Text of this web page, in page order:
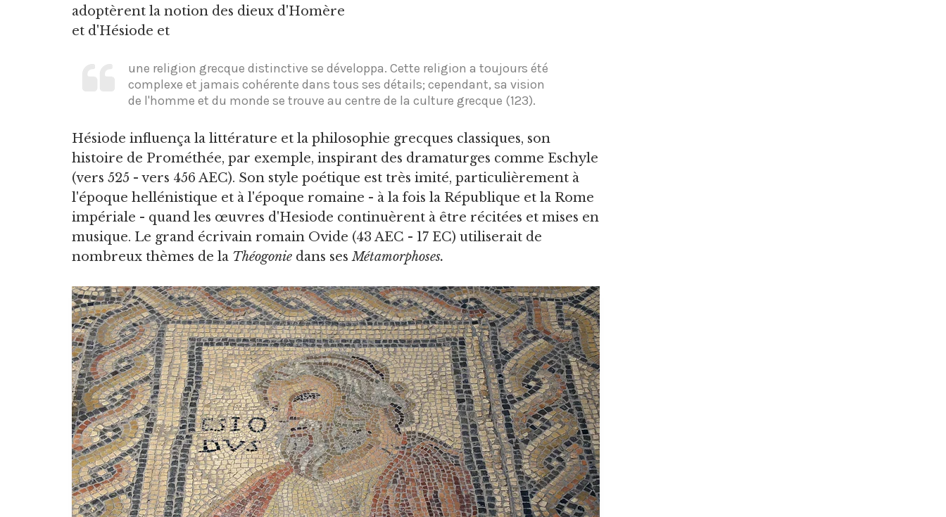
adoptèrent la notion des dieux d'Homère
et d'Hésiode et
une religion grecque distinctive se développa. Cette religion a toujours été
complexe et jamais cohérente dans tous ses détails; cependant, sa vision
de l'homme et du monde se trouve au centre de la culture grecque (123).
Hésiode influença la littérature et la philosophie grecques classiques, son
histoire de Prométhée, par exemple, inspirant des dramaturges comme Eschyle
(vers 525 - vers 456 AEC). Son style poétique est très imité, particulièrement à
l'époque hellénistique et à l'époque romaine - à la fois la République et la Rome
impériale - quand les œuvres d'Hesiode continuèrent à être récitées et mises en
musique. Le grand écrivain romain Ovide (43 AEC - 17 EC) utiliserait de
nombreux thèmes de la Théogonie dans sesMétamorphoses.